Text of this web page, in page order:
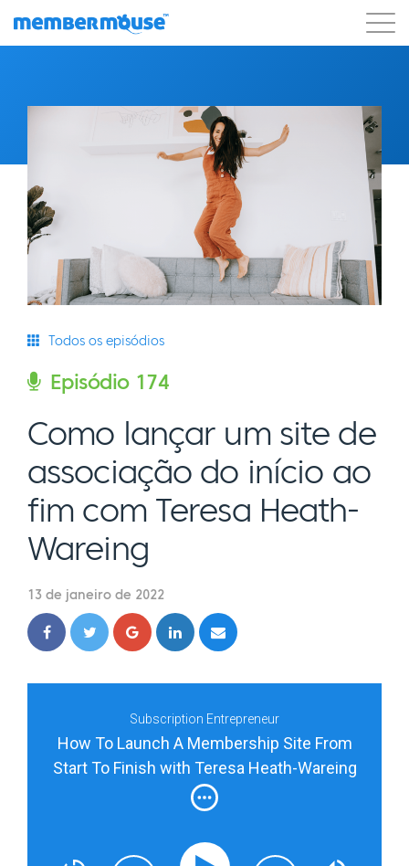
Começar a usar
Todos os episódios
Episódio 174
Como lançar um site de
associação do início ao
fim com Teresa Heath-
Wareing
13 de janeiro de 2022
Subscription Entrepreneur
How To Launch A Membership Site From
Start To Finish with Teresa Heath-Wareing